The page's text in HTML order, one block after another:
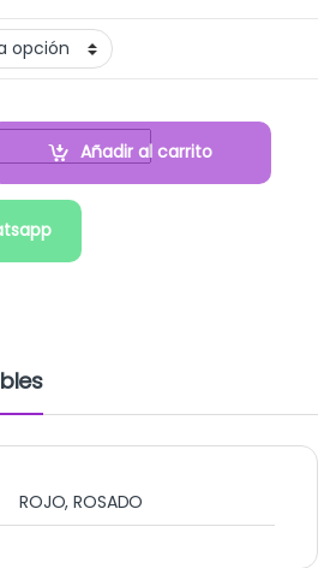
Añadir al carrito
ROJO, ROSADO